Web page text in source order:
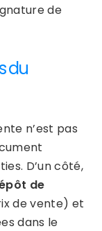
de
du
n’est pas
D’un côté,
de
de vente) et
dans le